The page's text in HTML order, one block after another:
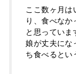
ここ数ヶ月は
り、食べなか
と思っていま
娘が丈夫にな
ち食べるとい